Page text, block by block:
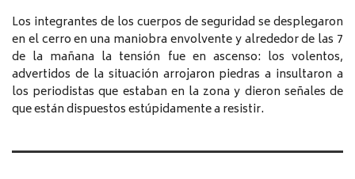
Los integrantes de los cuerpos de seguridad se desplegaron
en el cerro en una maniobra envolvente y alrededor de las 7
de la mañana la tensión fue en ascenso: los volentos,
advertidos de la situación arrojaron piedras a insultaron a
los periodistas que estaban en la zona y dieron señales de
que están dispuestos estúpidamente a resistir.